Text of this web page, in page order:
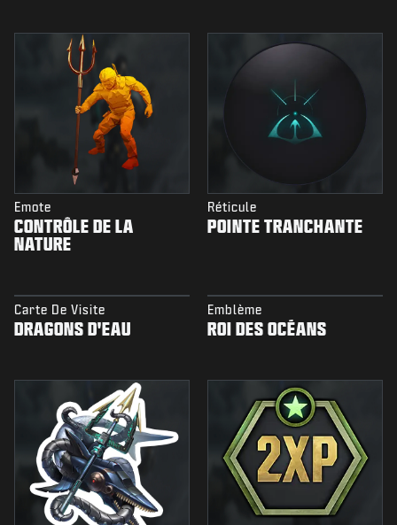
Emote
CONTRÔLE DE LA
NATURE
Réticule
POINTE TRANCHANTE
Carte De Visite
DRAGONS D'EAU
Emblème
ROI DES OCÉANS